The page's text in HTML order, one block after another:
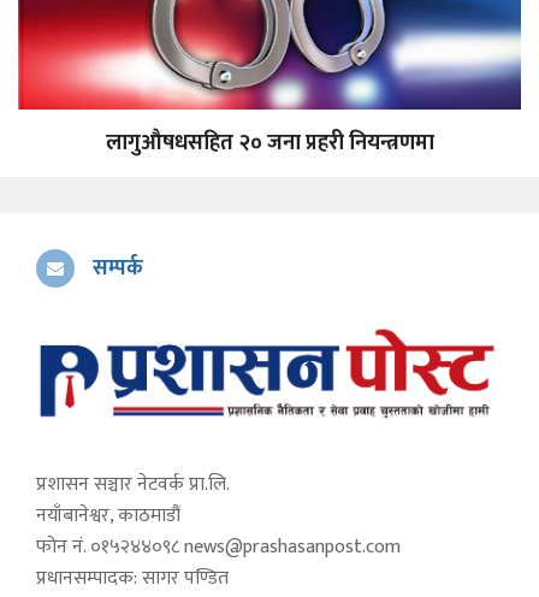
लागुऔषधसहित २० जना प्रहरी नियन्त्रणमा
सम्पर्क
प्रशासन सञ्चार नेटवर्क प्रा.लि.
नयाँबानेश्वर, काठमाडौं
फोन नं. ०१५२४४०९८news@prashasanpost.com
प्रधानसम्पादक: सागर पण्डित